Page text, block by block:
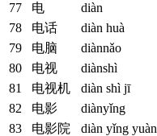
77 电 diàn
78
电话 diàn huà
79
电脑 diànnǎo
80
电视 diànshì
81
电视机 diàn shì jī
82
电影 diànyǐng
83
电影院 diàn yǐng yuàn